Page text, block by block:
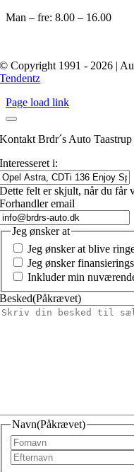
Man – fre: 8.00 – 16.00
© Copyright 1991 - 2026 |
Tendentz
Page load link
Kontakt Brdr´s Auto
Interesseret i:
Dette felt er skjult, når du får
Forhandler email
Jeg ønsker at
Jeg ønsker at blive
Jeg ønsker
Inkluder min
Besked(Påkrævet)
Navn(Påkrævet)